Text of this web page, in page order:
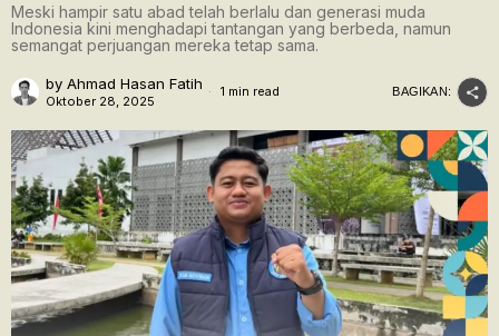
Meski hampir satu abad telah berlalu dan generasi muda
Indonesia kini menghadapi tantangan yang berbeda, namun
semangat perjuangan mereka tetap sama.
by Ahmad Hasan Fatih
Oktober 28, 2025
1 min read BAGIKAN: